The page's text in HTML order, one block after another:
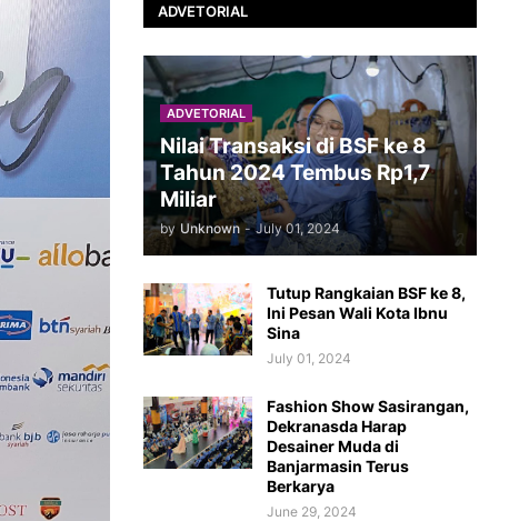
ADVETORIAL
ADVETORIAL
Nilai Transaksi di BSF ke 8
Tahun 2024 Tembus Rp1,7
Miliar
by Unknown - July 01, 2024
Tutup Rangkaian BSF ke 8,
Ini Pesan Wali Kota Ibnu
Sina
July 01, 2024
Fashion Show Sasirangan,
Dekranasda Harap
Desainer Muda di
Banjarmasin Terus
Berkarya
June 29, 2024